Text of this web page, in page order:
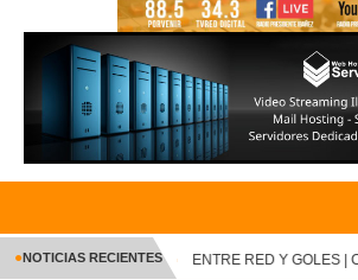
INICIO
●NOTICIAS RECIENTES ENTRE RED Y GOLES |